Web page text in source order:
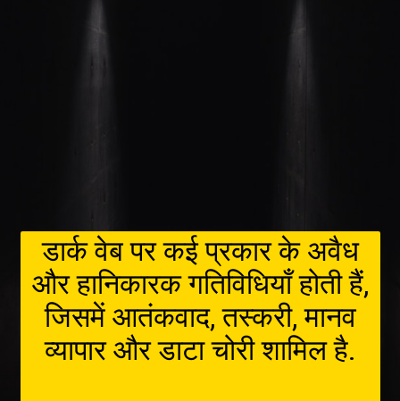
डार्क वेब पर कई प्रकार के अवैध
और हानिकारक गतिविधियाँ होती हैं,
जिसमें आतंकवाद, तस्करी, मानव
व्यापार और डाटा चोरी शामिल है.